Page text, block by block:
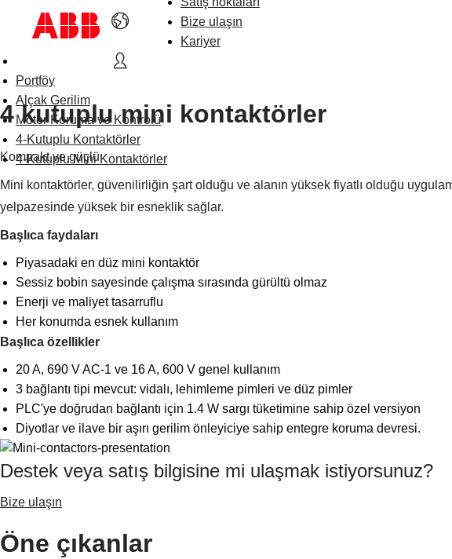
Bize ulaşın
Kariyer
Portföy
Alçak Gerilim
Motor Koruma ve Kontrolü
4-Kutuplu Kontaktörler
4-Kutuplu Mini Kontaktörler
4 kutuplu mini kontaktörler
Kompakt ve güçlü
Mini kontaktörler, güvenilirliğin şart olduğu ve alanın yüksek fiyatlı olduğu
yelpazesinde yüksek bir esneklik sağlar.
Başlıca faydaları
Piyasadaki en düz mini kontaktör
Sessiz bobin sayesinde çalışma sırasında gürültü olmaz
Enerji ve maliyet tasarruflu
Her konumda esnek kullanım
Başlıca özellikler
20 A, 690 V AC-1 ve 16 A, 600 V genel kullanım
3 bağlantı tipi mevcut: vidalı, lehimleme pimleri ve düz pimler
PLC'ye doğrudan bağlantı için 1.4 W sargı tüketimine sahip özel versiyon
Diyotlar ve ilave bir aşırı gerilim önleyiciye sahip entegre koruma devresi.
Destek veya satış bilgisine mi ulaşmak istiyorsunuz?
Bize ulaşın
Öne çıkanlar